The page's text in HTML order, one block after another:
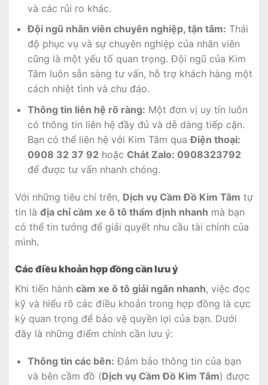
và các rủi ro khác.
Đội ngũ nhân viên chuyên nghiệp, tận tâm: Thái
độ phục vụ và sự chuyên nghiệp của nhân viên
cũng là một yếu tố quan trọng. Đội ngũ của Kim
Tâm luôn sẵn sàng tư vấn, hỗ trợ khách hàng một
cách nhiệt tình và chu đáo.
Thông tin liên hệ rõ ràng: Một đơn vị uy tín luôn
có thông tin liên hệ đầy đủ và dễ dàng tiếp cận.
Bạn có thể liên hệ với Kim Tâm quaĐiện thoại:
0908 32 37 92hoặc Chát Zalo: 0908323792
để được tư vấn nhanh chóng.
Với những tiêu chí trên, Dịch vụ Cầm Đồ Kim Tâm tự
tin là địa chỉ cầm xe ô tô thẩm định nhanh mà bạn
có thể tin tưởng để giải quyết nhu cầu tài chính của
mình.
Các điều khoản hợp đồng cần lưu ý
Khi tiến hành cầm xe ô tô giải ngân nhanh, việc đọc
kỹ và hiểu rõ các điều khoản trong hợp đồng là cực
kỳ quan trọng để bảo vệ quyền lợi của bạn. Dưới
đây là những điểm chính cần lưu ý:
Thông tin các bên: Đảm bảo thông tin của bạn
và bên cầm đồ (Dịch vụ Cầm Đồ Kim Tâm) được